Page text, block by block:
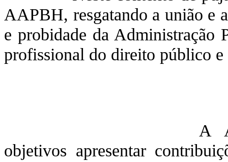
AAPBH, resgatando a união e
e probidade da Administração
profissional do direito público
A AAPBH tem
objetivos apresentar